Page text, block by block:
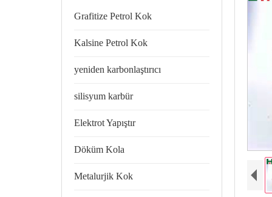
Grafitize Petrol Kok
Kalsine Petrol Kok
yeniden karbonlaştırıcı
silisyum karbür
Elektrot Yapıştır
Döküm Kola
Metalurjik Kok